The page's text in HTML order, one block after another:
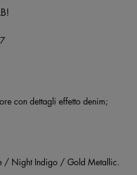
con dettagli effetto denim;
/ Night Indigo / Gold Metallic.